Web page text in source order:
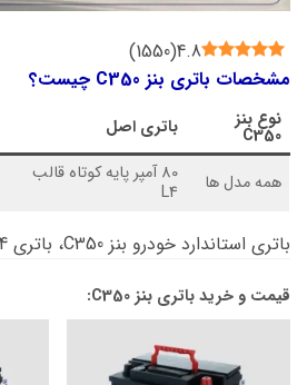
4.8
(
1550
)
مشخصات باتری بنز C350 چیست؟
نوع بنز
C350 باتری اصل
همه مدل ها 80 آمپر پایه کوتاه قالب
L4
باتری استاندارد خودرو بنز C350، باتری 74 آمپر می باشد.
قیمت و خرید باتری بنز C350: